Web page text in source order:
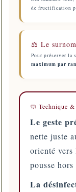
de fructification
⚖️ Le
Pour préserver la
maximum par
🧼 Technique
Le geste
nette juste
orienté
pousse
La